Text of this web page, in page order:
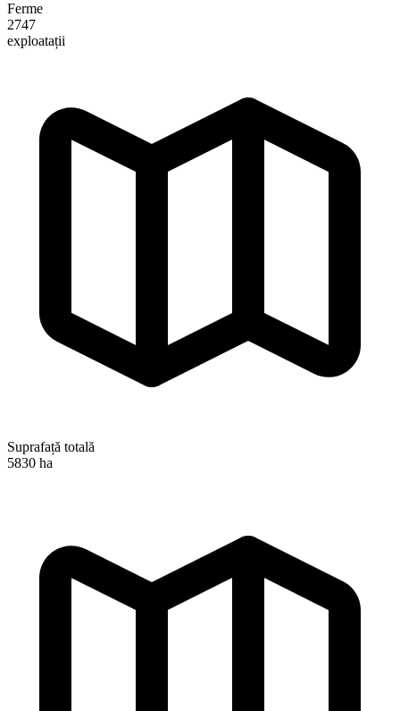
Ferme
2747
exploatații
Suprafață totală
5830 ha